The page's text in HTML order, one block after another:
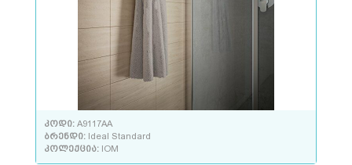
კოდი: A9117AA
ბრენდი: Ideal Standard
კოლექცია: IOM